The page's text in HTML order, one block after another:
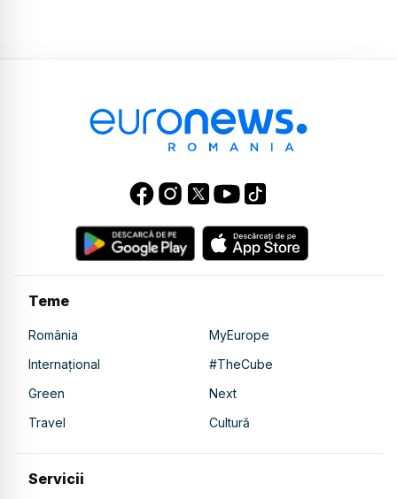
Teme
România
MyEurope
Internațional
#TheCube
Green
Next
Travel
Cultură
Servicii